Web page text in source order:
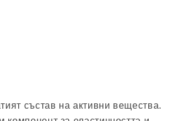
състав на активни вещества.